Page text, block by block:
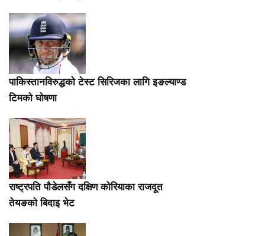
पाकिस्तानविरुद्धको टेस्ट सिरिजका लागि इङल्याण्ड
टिमको घोषणा
राष्ट्रपति पौडेलसँग दक्षिण कोरियाका राजदूत
तेयङको बिदाइ भेट